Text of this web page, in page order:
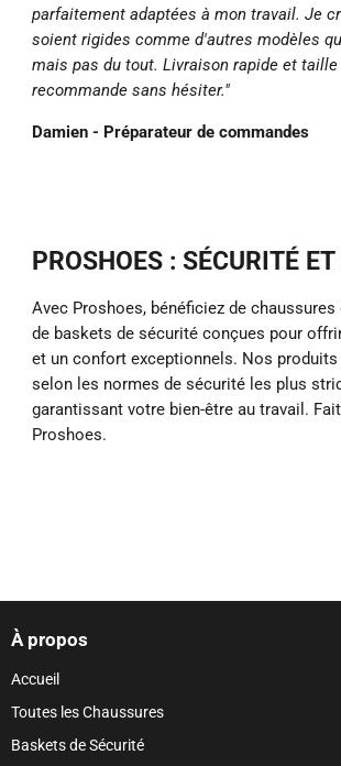
parfaitement adaptées à mon travail. Je
soient rigides comme d'autres modèles
mais pas du tout. Livraison rapide et
recommande sans hésiter."
Damien - Préparateur de commandes
PROSHOES : SÉCURITÉ
Avec Proshoes, bénéficiez de
de baskets de sécurité conçues pour
et un confort exceptionnels. Nos
selon les normes de sécurité les plus
garantissant votre bien-être au travail.
Proshoes.
À propos
Accueil
Toutes les Chaussures
Baskets de Sécurité